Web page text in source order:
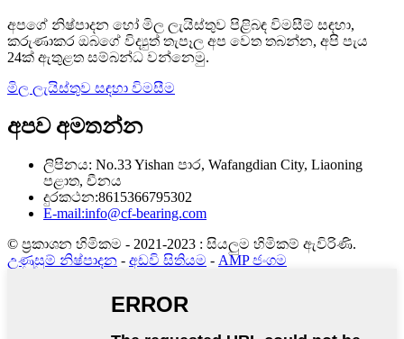
අපගේ නිෂ්පාදන හෝ මිල ලැයිස්තුව පිළිබඳ විමසීම් සඳහා,
කරුණාකර ඔබගේ විද්‍යුත් තැපෑල අප වෙත තබන්න, අපි පැය
24ක් ඇතුළත සම්බන්ධ වන්නෙමු.
මිල ලැයිස්තුව සඳහා විමසීම
අපව අමතන්න
ලිපිනය: No.33 Yishan පාර, Wafangdian City, Liaoning
පළාත, චීනය
දුරකථන:8615366795302
E-mail:info@cf-bearing.com
© ප්‍රකාශන හිමිකම - 2021-2023 : සියලුම හිමිකම් ඇවිරිණි.
උණුසුම් නිෂ්පාදන - අඩවි සිතියම - AMP ජංගම